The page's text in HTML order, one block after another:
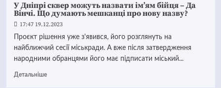
У Дніпрі сквер можуть назвати ім’ям бійця – Да
Вінчі. Що думають мешканці про нову назву?
17:47 19.12.2023
Проєкт рішення уже з'явився, його розглянуть на
найближчий сесії міськради. А вже після затвердження
народними обранцями його має підписати міський...
Детальніше